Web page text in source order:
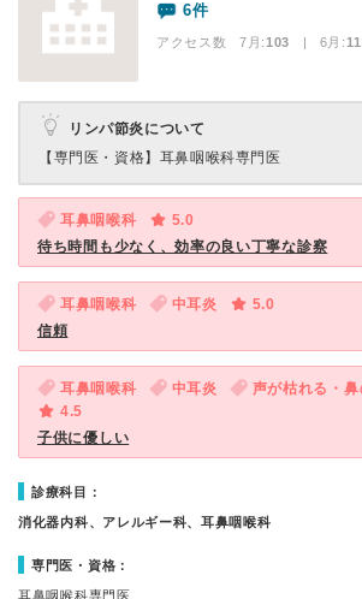
6件
アクセス数 7月:103 | 6月:
リンパ節炎について
【専門医・資格】 耳鼻咽喉科専門医
耳鼻咽喉科
5.0
待ち時間も少なく、効率の良い丁寧な診察
耳鼻咽喉科 中耳炎
5.0
信頼
耳鼻咽喉科 中耳炎
声が枯れる・鼻
4.5
子供に優しい
診療科目：
消化器内科、アレルギー科、耳鼻咽喉科
専門医・資格：
耳鼻咽喉科専門医